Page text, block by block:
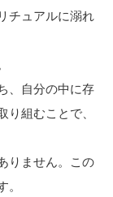
チュアルに溺れ
、自分の中に存
組むことで、
りません。この
。